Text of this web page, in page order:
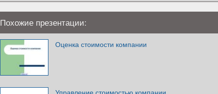
Похожие презентации:
Оценка стоимости компании
Управление стоимостью компании